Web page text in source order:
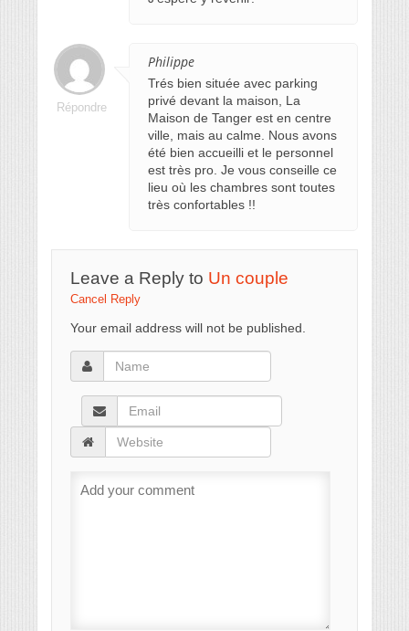
Philippe
Trés bien située avec parking
privé devant la maison, La
Maison de Tanger est en centre
ville, mais au calme. Nous avons
été bien accueilli et le personnel
est très pro. Je vous conseille ce
lieu où les chambres sont toutes
très confortables !!
Répondre
Leave a Reply to Un couple
Cancel Reply
Your email address will not be published.